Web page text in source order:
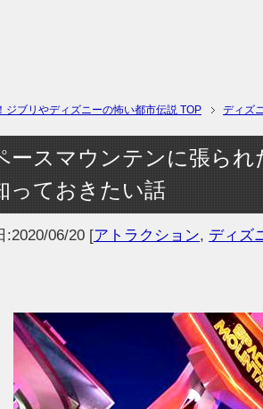
ジブリやディズニーの怖い都市伝説 TOP ディズ
ースマウンテンに張ら
っておきたい話
:2020/06/20 [アトラクション, ディズ